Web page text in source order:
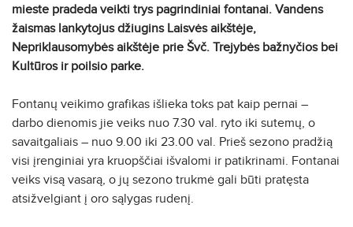
mieste pradeda veikti trys pagrindiniai fontanai. Vandens
žaismas lankytojus džiugins Laisvės aikštėje,
Nepriklausomybės aikštėje prie Švč. Trejybės bažnyčios bei
Kultūros ir poilsio parke.
Fontanų veikimo grafikas išlieka toks pat kaip pernai –
darbo dienomis jie veiks nuo 7.30 val. ryto iki sutemų, o
savaitgaliais – nuo 9.00 iki 23.00 val. Prieš sezono pradžią
visi įrenginiai yra kruopščiai išvalomi ir patikrinami. Fontanai
veiks visą vasarą, o jų sezono trukmė gali būti pratęsta
atsižvelgiant į oro sąlygas rudenį.